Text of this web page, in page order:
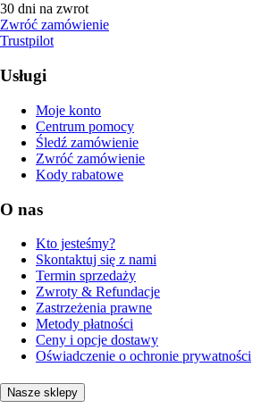
30 dni na zwrot
Zwróć zamówienie
Trustpilot
Usługi
Moje konto
Centrum pomocy
Śledź zamówienie
Zwróć zamówienie
Kody rabatowe
O nas
Kto jesteśmy?
Skontaktuj się z nami
Termin sprzedaży
Zwroty & Refundacje
Zastrzeżenia prawne
Metody płatności
Ceny i opcje dostawy
Oświadczenie o ochronie prywatności
Nasze sklepy